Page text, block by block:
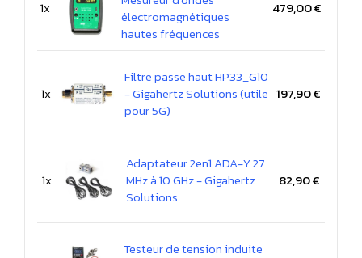
1x
électromagnétiques
hautes fréquences
479,00 €
1x
Filtre passe haut HP33_G10
- Gigahertz Solutions (utile
pour 5G)
197,90 €
1x
Adaptateur 2en1 ADA-Y 27
MHz à 10 GHz - Gigahertz
Solutions
82,90 €
Testeur de tension induite